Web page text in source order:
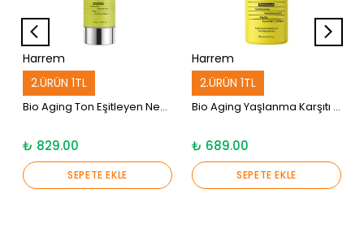
Harrem
2.ÜRÜN 1TL
Bio Aging Ton Eşitleyen Nemlendiricili Yaşlanma Karşıtı Yüksek Koruyuculu 50+ SPF CC Krem 50 ML
₺ 829.00
SEPETE EKLE
Harrem
2.ÜRÜN 1TL
Bio Aging Yaşlanma Karşıtı Kuru ve Karma Ciltler için Nemlendirici Hyalüronik Asit Kolajen Serum 30 ML
₺ 689.00
SEPETE EKLE